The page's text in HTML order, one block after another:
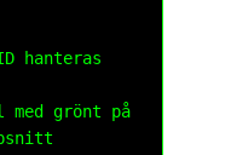
hanteras
grönt på